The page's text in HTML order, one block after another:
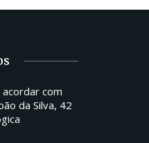
com
da Silva, 42